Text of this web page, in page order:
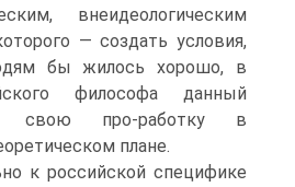
внеидеологическим
— создать условия,
бы жилось хорошо, в
философа данный
свою про-работку в
плане.
к российской специфике